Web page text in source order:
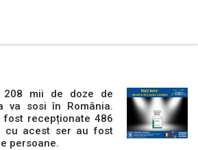
208 mii de doze de
va sosi în România.
fost recepționate 486
cu acest ser au fost
persoane.